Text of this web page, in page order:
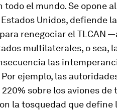
todo el mundo. Se opone
Unidos, defiende
renegociar el TLCAN
multilaterales, o sea,
las
Por ejemplo, las
sobre los aviones
la tosquedad que